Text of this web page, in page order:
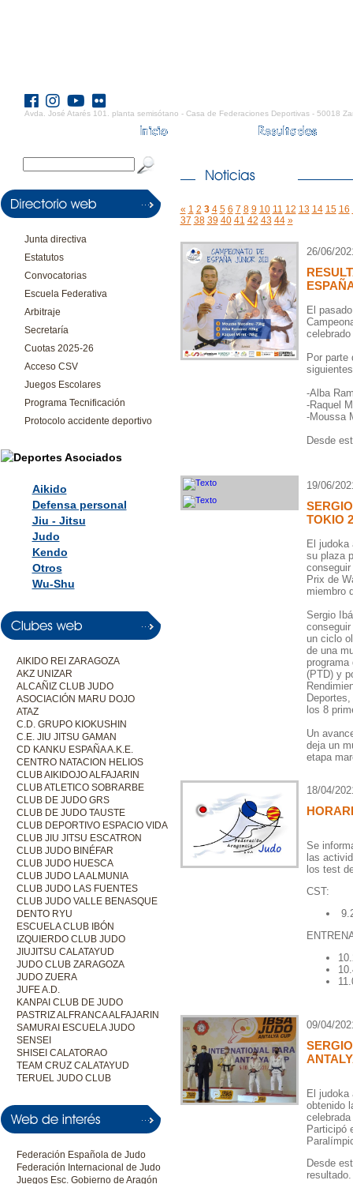
Avda. José Atarés 101. planta semisótano - Casa de Federaciones Deportivas - 50018
Junta directiva
Estatutos
Convocatorias
Escuela Federativa
Arbitraje
Secretaría
Cuotas 2025-26
Acceso CSV
Juegos Escolares
Programa Tecnificación
Protocolo accidente deportivo
Aikido
Defensa personal
Jiu - Jitsu
Judo
Kendo
Otros
Wu-Shu
AIKIDO REI ZARAGOZA
AKZ UNIZAR
ALCAÑIZ CLUB JUDO
ASOCIACIÓN MARU DOJO
ATAZ
C.D. GRUPO KIOKUSHIN
C.E. JIU JITSU GAMAN
CD KANKU ESPAÑA A.K.E.
CENTRO NATACION HELIOS
CLUB AIKIDOJO ALFAJARIN
CLUB ATLETICO SOBRARBE
CLUB DE JUDO GRS
CLUB DE JUDO TAUSTE
CLUB DEPORTIVO ESPACIO VIDA
CLUB JIU JITSU ESCATRON
CLUB JUDO BINÉFAR
CLUB JUDO HUESCA
CLUB JUDO LA ALMUNIA
CLUB JUDO LAS FUENTES
CLUB JUDO VALLE BENASQUE
DENTO RYU
ESCUELA CLUB IBÓN
IZQUIERDO CLUB JUDO
JIUJITSU CALATAYUD
JUDO CLUB ZARAGOZA
JUDO ZUERA
JUFE A.D.
KANPAI CLUB DE JUDO
PASTRIZ ALFRANCA ALFAJARIN
SAMURAI ESCUELA JUDO
SENSEI
SHISEI CALATORAO
TEAM CRUZ CALATAYUD
TERUEL JUDO CLUB
Federación Española de Judo
Federación Internacional de Judo
Juegos Esc. Gobierno de Aragón
« 1 2 3 4 5 6 7 8 9 10 11 12 13 14 15 16
37 38 39 40 41 42 43 44 »
26/06/
El
Por parte
-Alba
-Raquel
-Moussa
Desde
19/06/
TOKIO
El judoka
su plaza
Prix de
miembro
Sergio
un ciclo
de una
(PTD) y
los 8
Un
deja un
etapa
18/04/
Se
las
los test
CST:
09/04/
El judoka
obtenido
Participó
Desde
resultado.